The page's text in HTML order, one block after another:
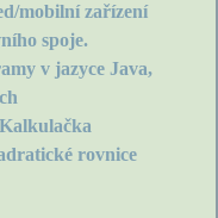
mobilní zařízení
spoje.
v jazyce Java,
rovnice